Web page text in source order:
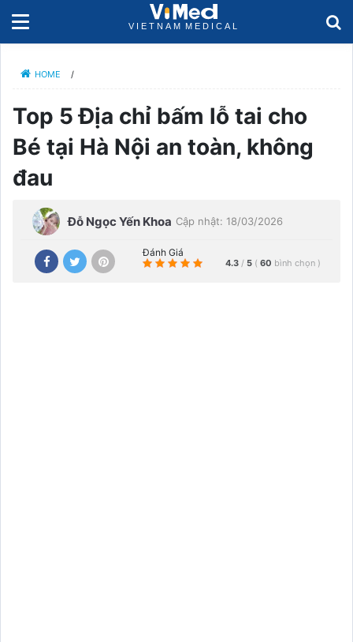
HOME /
Top 5 Địa chỉ bấm lỗ tai cho
Bé tại Hà Nội an toàn, không
đau
Đỗ Ngọc Yến Khoa Cập nhật: 18/03/2026
Đánh Giá
4.3 / 5 ( 60 bình chọn )